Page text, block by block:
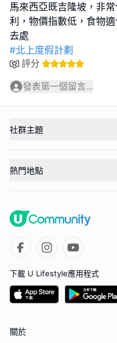
馬來西亞既吉隆坡，非
利，物價指數低，食物
#北上度假計劃
評分
發表第一個留言...
社群主題
熱門地點
下載 U Lifestyle應用程式
關於